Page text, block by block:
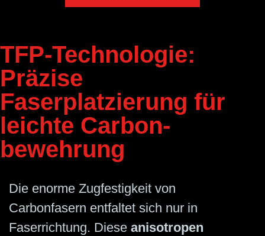
TFP-Technologie:
Präzise
Faserplatzierung für
leichte Carbon­
bewehrung
Die enorme Zugfestigkeit von
Carbonfasern entfaltet sich nur in
Faserrichtung. Diese anisotropen